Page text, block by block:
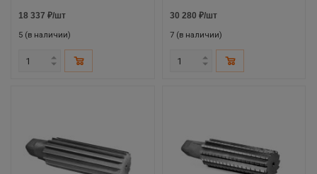
18 337 ₽/шт
5 (в наличии)
30 280 ₽/шт
7 (в наличии)